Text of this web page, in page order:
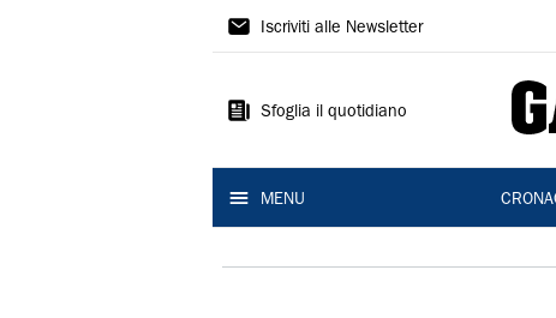
Gazzetta
Reggio
Iscriviti alle Newsletter
Sfoglia il quotidiano
MENU